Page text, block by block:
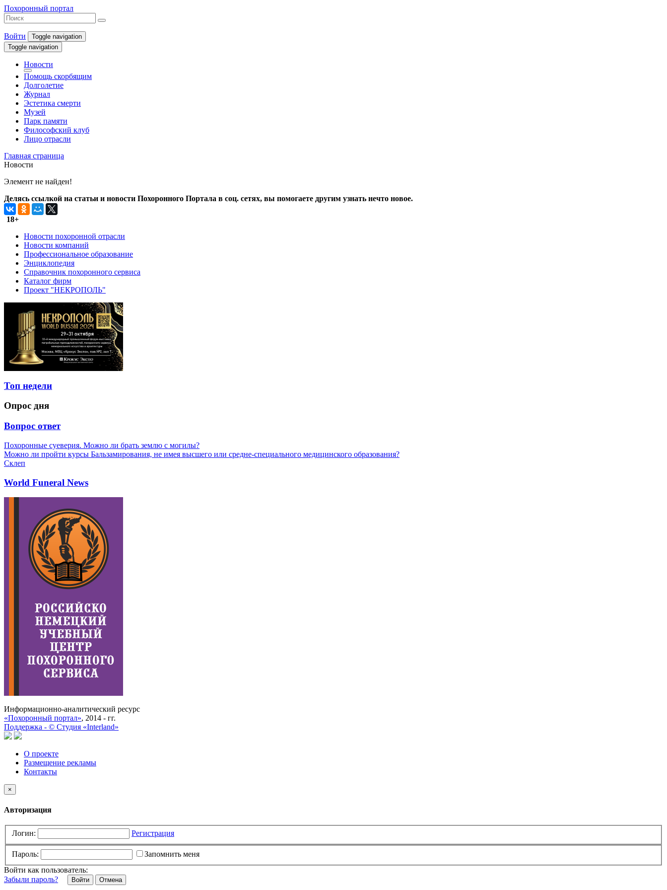
Похоронный портал
Войти
Toggle navigation
Toggle navigation
Новости
Помощь скорбящим
Долголетие
Журнал
Эстетика смерти
Музей
Парк памяти
Философский клуб
Лицо отрасли
Главная страница
Новости
Элемент не найден!
Делясь ссылкой на статьи и новости Похоронного Портала в соц. сетях, вы помогаете другим узнать нечто новое.
18+
Новости похоронной отрасли
Новости компаний
Профессиональное образование
Энциклопедия
Справочник похоронного сервиса
Каталог фирм
Проект "НЕКРОПОЛЬ"
Топ недели
Опрос дня
Вопрос ответ
Похоронные суеверия. Можно ли брать землю с могилы?
Можно ли пройти курсы Бальзамирования, не имея высшего или средне-специального медицинского образования?
Склеп
World Funeral News
Информационно-аналитический ресурс
«Похоронный портал», 2014 - гг.
Поддержка - © Cтудия «Interland»
О проекте
Размещение рекламы
Контакты
×
Авторизация
Логин: Регистрация
Пароль:
Запомнить меня
Войти как пользователь:
Забыли пароль?
Отмена